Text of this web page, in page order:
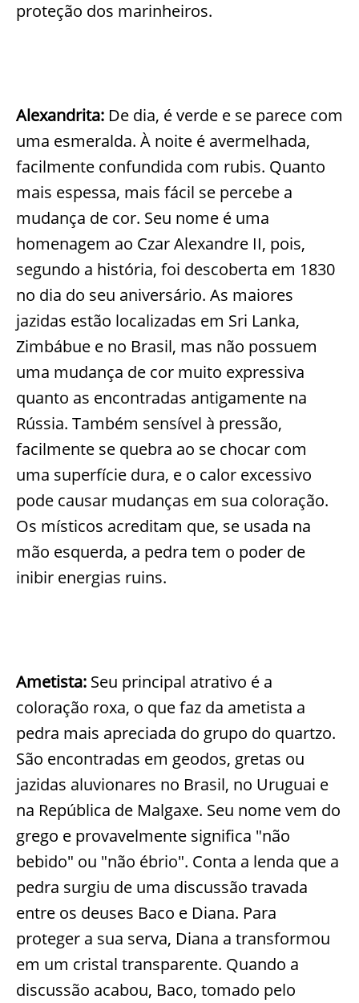
proteção dos marinheiros.
Alexandrita: De dia, é verde e se parece com
uma esmeralda. À noite é avermelhada,
facilmente confundida com rubis. Quanto
mais espessa, mais fácil se percebe a
mudança de cor. Seu nome é uma
homenagem ao Czar Alexandre II, pois,
segundo a história, foi descoberta em 1830
no dia do seu aniversário. As maiores
jazidas estão localizadas em Sri Lanka,
Zimbábue e no Brasil, mas não possuem
uma mudança de cor muito expressiva
quanto as encontradas antigamente na
Rússia. Também sensível à pressão,
facilmente se quebra ao se chocar com
uma superfície dura, e o calor excessivo
pode causar mudanças em sua coloração.
Os místicos acreditam que, se usada na
mão esquerda, a pedra tem o poder de
inibir energias ruins.
Ametista: Seu principal atrativo é a
coloração roxa, o que faz da ametista a
pedra mais apreciada do grupo do quartzo.
São encontradas em geodos, gretas ou
jazidas aluvionares no Brasil, no Uruguai e
na República de Malgaxe. Seu nome vem do
grego e provavelmente significa "não
bebido" ou "não ébrio". Conta a lenda que a
pedra surgiu de uma discussão travada
entre os deuses Baco e Diana. Para
proteger a sua serva, Diana a transformou
em um cristal transparente. Quando a
discussão acabou, Baco, tomado pelo